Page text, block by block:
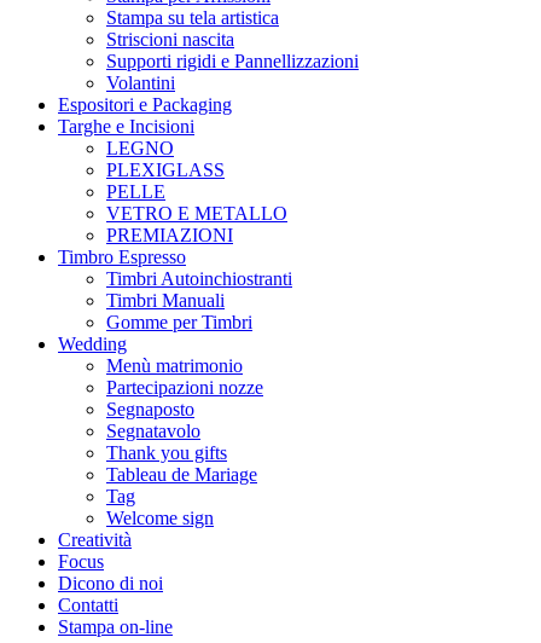
Stampa su tela artistica
Striscioni nascita
Supporti rigidi e Pannellizzazioni
Volantini
Espositori e Packaging
Targhe e Incisioni
LEGNO
PLEXIGLASS
PELLE
VETRO E METALLO
PREMIAZIONI
Timbro Espresso
Timbri Autoinchiostranti
Timbri Manuali
Gomme per Timbri
Wedding
Menù matrimonio
Partecipazioni nozze
Segnaposto
Segnatavolo
Thank you gifts
Tableau de Mariage
Tag
Welcome sign
Creatività
Focus
Dicono di noi
Contatti
Stampa on-line